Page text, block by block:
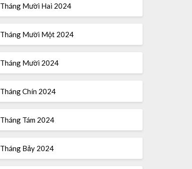
Tháng Mười Hai 2024
Tháng Mười Một 2024
Tháng Mười 2024
Tháng Chín 2024
Tháng Tám 2024
Tháng Bảy 2024